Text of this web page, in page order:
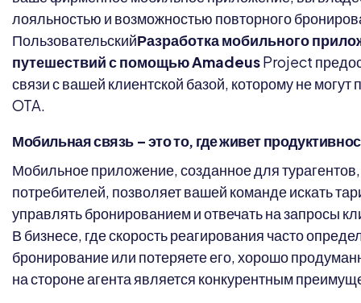
лояльностью и возможностью повторного
ПользовательскийРазработка мобильного
путешествий с помощью AmadeusProject
связи с вашей клиентской базой, которому не
OTA.
Мобильная связь – это то, где живет
Мобильное приложение, созданное для
потребителей, позволяет вашей команде искать
управлять бронированием и отвечать на запросы
В бизнесе, где скорость реагирования часто
бронирование или потеряете его, хорошо
на стороне агента является конкурентным